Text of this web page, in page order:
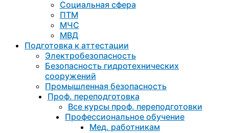
Социальная сфера
ПТМ
МЧС
МВД
Подготовка к aттестации
Электробезопасность
Безопасность гидротехнических
сооружений
Промышленная безопасность
Проф. переподготовка
Все курсы проф. переподготовки
Профессиональное обучение
Мед. работникам